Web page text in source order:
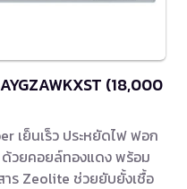
(18,000
เย็นเร็ว ประหยัดไฟ ฟอก
วยคอยล์ทองแดง พร้อม
าร Zeolite ช่วยยับยั้งเชื้อ